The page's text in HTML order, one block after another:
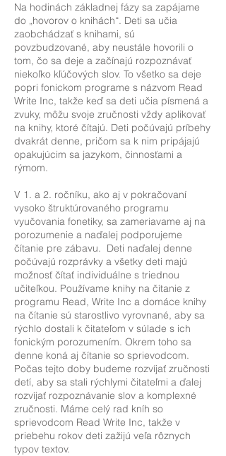
Na hodinách základnej fázy sa zapájame
do „hovorov o knihách“. Deti sa učia
zaobchádzať s knihami, sú
povzbudzované, aby neustále hovorili o
tom, čo sa deje a začínajú rozpoznávať
niekoľko kľúčových slov. To všetko sa deje
popri fonickom programe s názvom Read
Write Inc, takže keď sa deti učia písmená a
zvuky, môžu svoje zručnosti vždy aplikovať
na knihy, ktoré čítajú. Deti počúvajú príbehy
dvakrát denne, pričom sa k nim pripájajú
opakujúcim sa jazykom, činnosťami a
rýmom.
V 1. a 2. ročníku, ako aj v pokračovaní
vysoko štruktúrovaného programu
vyučovania fonetiky, sa zameriavame aj na
porozumenie a naďalej podporujeme
čítanie pre zábavu. Deti naďalej denne
počúvajú rozprávky a všetky deti majú
možnosť čítať individuálne s triednou
učiteľkou. Používame knihy na čítanie z
programu Read, Write Inc a domáce knihy
na čítanie sú starostlivo vyrovnané, aby sa
rýchlo dostali k čitateľom v súlade s ich
fonickým porozumením. Okrem toho sa
denne koná aj čítanie so sprievodcom.
Počas tejto doby budeme rozvíjať zručnosti
detí, aby sa stali rýchlymi čitateľmi a ďalej
rozvíjať rozpoznávanie slov a komplexné
zručnosti. Máme celý rad kníh so
sprievodcom Read Write Inc, takže v
priebehu rokov deti zažijú veľa rôznych
typov textov.